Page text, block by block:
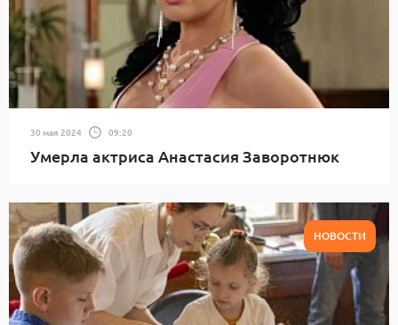
30 мая 2024 09:20
Умерла актриса Анастасия Заворотнюк
НОВОСТИ